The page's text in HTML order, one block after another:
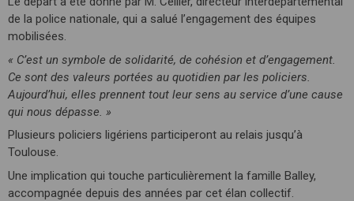
de la police nationale, qui a salué l’engagement des équipes
mobilisées.
« C’est un symbole de solidarité, de cohésion et d’engagement.
Ce sont des valeurs portées au quotidien par les policiers.
Aujourd’hui, elles prennent tout leur sens au service d’une cause
qui nous dépasse. »
Plusieurs policiers ligériens participeront au relais jusqu’à
Toulouse.
Une implication qui touche particulièrement la famille Balley,
accompagnée depuis des années par cet élan collectif.